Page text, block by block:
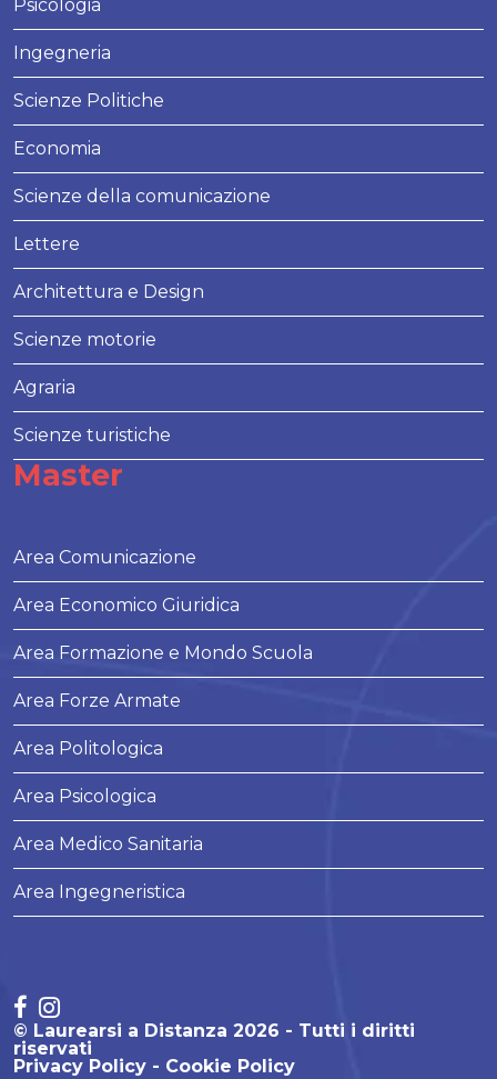
Psicologia
Ingegneria
Scienze Politiche
Economia
Scienze della comunicazione
Lettere
Architettura e Design
Scienze motorie
Agraria
Scienze turistiche
Master
Area Comunicazione
Area Economico Giuridica
Area Formazione e Mondo Scuola
Area Forze Armate
Area Politologica
Area Psicologica
Area Medico Sanitaria
Area Ingegneristica
© Laurearsi a Distanza 2026 - Tutti i diritti
riservati
Privacy Policy
Cookie Policy